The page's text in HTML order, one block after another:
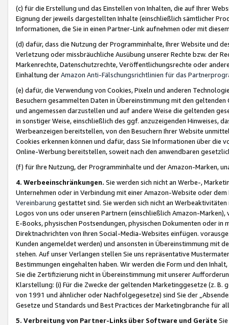
(c) für die Erstellung und das Einstellen von Inhalten, die auf Ihrer
Eignung der jeweils dargestellten Inhalte (einschließlich sämtlicher
Informationen, die Sie in einen Partner-Link aufnehmen oder mit
(d) dafür, dass die Nutzung der Programminhalte, Ihrer Website und
Verletzung oder missbräuchliche Ausübung unserer Rechte bzw. der
Markenrechte, Datenschutzrechte, Veröffentlichungsrechte oder
Einhaltung derAmazon Anti-Fälschungsrichtlinien für das
(e) dafür, die Verwendung von Cookies, Pixeln und anderen
Besuchern gesammelten Daten in Übereinstimmung mit den
und angemessen darzustellen und auf andere Weise die geltenden
in sonstiger Weise, einschließlich des ggf. anzuzeigenden Hinweises,
Werbeanzeigen bereitstellen, von den Besuchern Ihrer Website
Cookies erkennen können und dafür, dass Sie Informationen über die
Online-Werbung bereitstellen, soweit nach den anwendbaren
(f) für Ihre Nutzung, der Programminhalte und der Amazon-Marken,
4. Werbeeinschränkungen. Sie werden sich nicht an Werbe-,
Unternehmen oder in Verbindung mit einer Amazon-Website oder
Vereinbarung gestattet sind. Sie werden sich nicht an
Logos von uns oder unseren Partnern (einschließlich Amazon-
E-Books, physischen Postsendungen, physischen Dokumenten oder in
Direktnachrichten von Ihren Social-Media-Websites einfügen.
Kunden angemeldet werden) und ansonsten in Übereinstimmung mit
stehen. Auf unser Verlangen stellen Sie uns repräsentative
Bestimmungen eingehalten haben. Wir werden die Form und den
Sie die Zertifizierung nicht in Übereinstimmung mit unserer
Klarstellung: (i) Für die Zwecke der geltenden Marketinggesetze (z. B.
von 1991 und ähnlicher oder Nachfolgegesetze) sind Sie der
Gesetze und Standards und Best Practices der Marketingbranche für
5. Verbreitung von Partner-Links über Software und Geräte